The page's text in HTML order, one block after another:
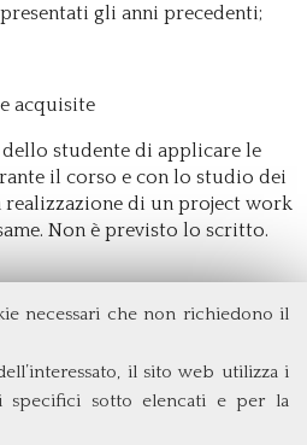
necessari che non richiedono il
il sito web utilizza i
specifici sotto elencati e per la
gli anni precedenti;
acquisite
studente di applicare le
il corso e con lo studio dei
realizzazione di un project work
Non è previsto lo scritto.
di Roma Tor Vergata
2
Roma (Italia)